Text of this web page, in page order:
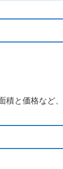
と価格など